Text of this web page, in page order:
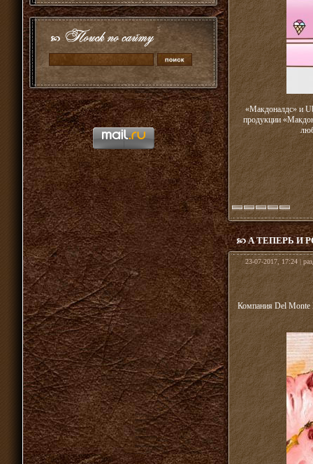
«Макдоналдс» и
продукции
А ТЕПЕРЬ И
23-07-2017, 17:24 |
Компания Del Monte